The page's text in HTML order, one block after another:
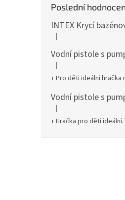
Poslední
Hodnocení produktu je 5
|
Vodní pistole s
Hodnocení produktu je 5
|
+ Pro děti ideální hračka
Hodnocení produktu je 5
|
+ Hračka pro děti ideální.